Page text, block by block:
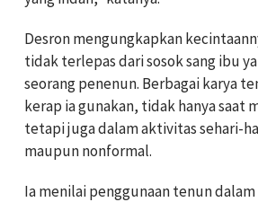
Desron mengungkapkan
tidak terlepas dari sosok sang ibu
seorang penenun. Berbagai karya
kerap ia gunakan, tidak hanya saat
tetapi juga dalam aktivitas sehari-
maupun nonformal.
Ia menilai penggunaan tenun